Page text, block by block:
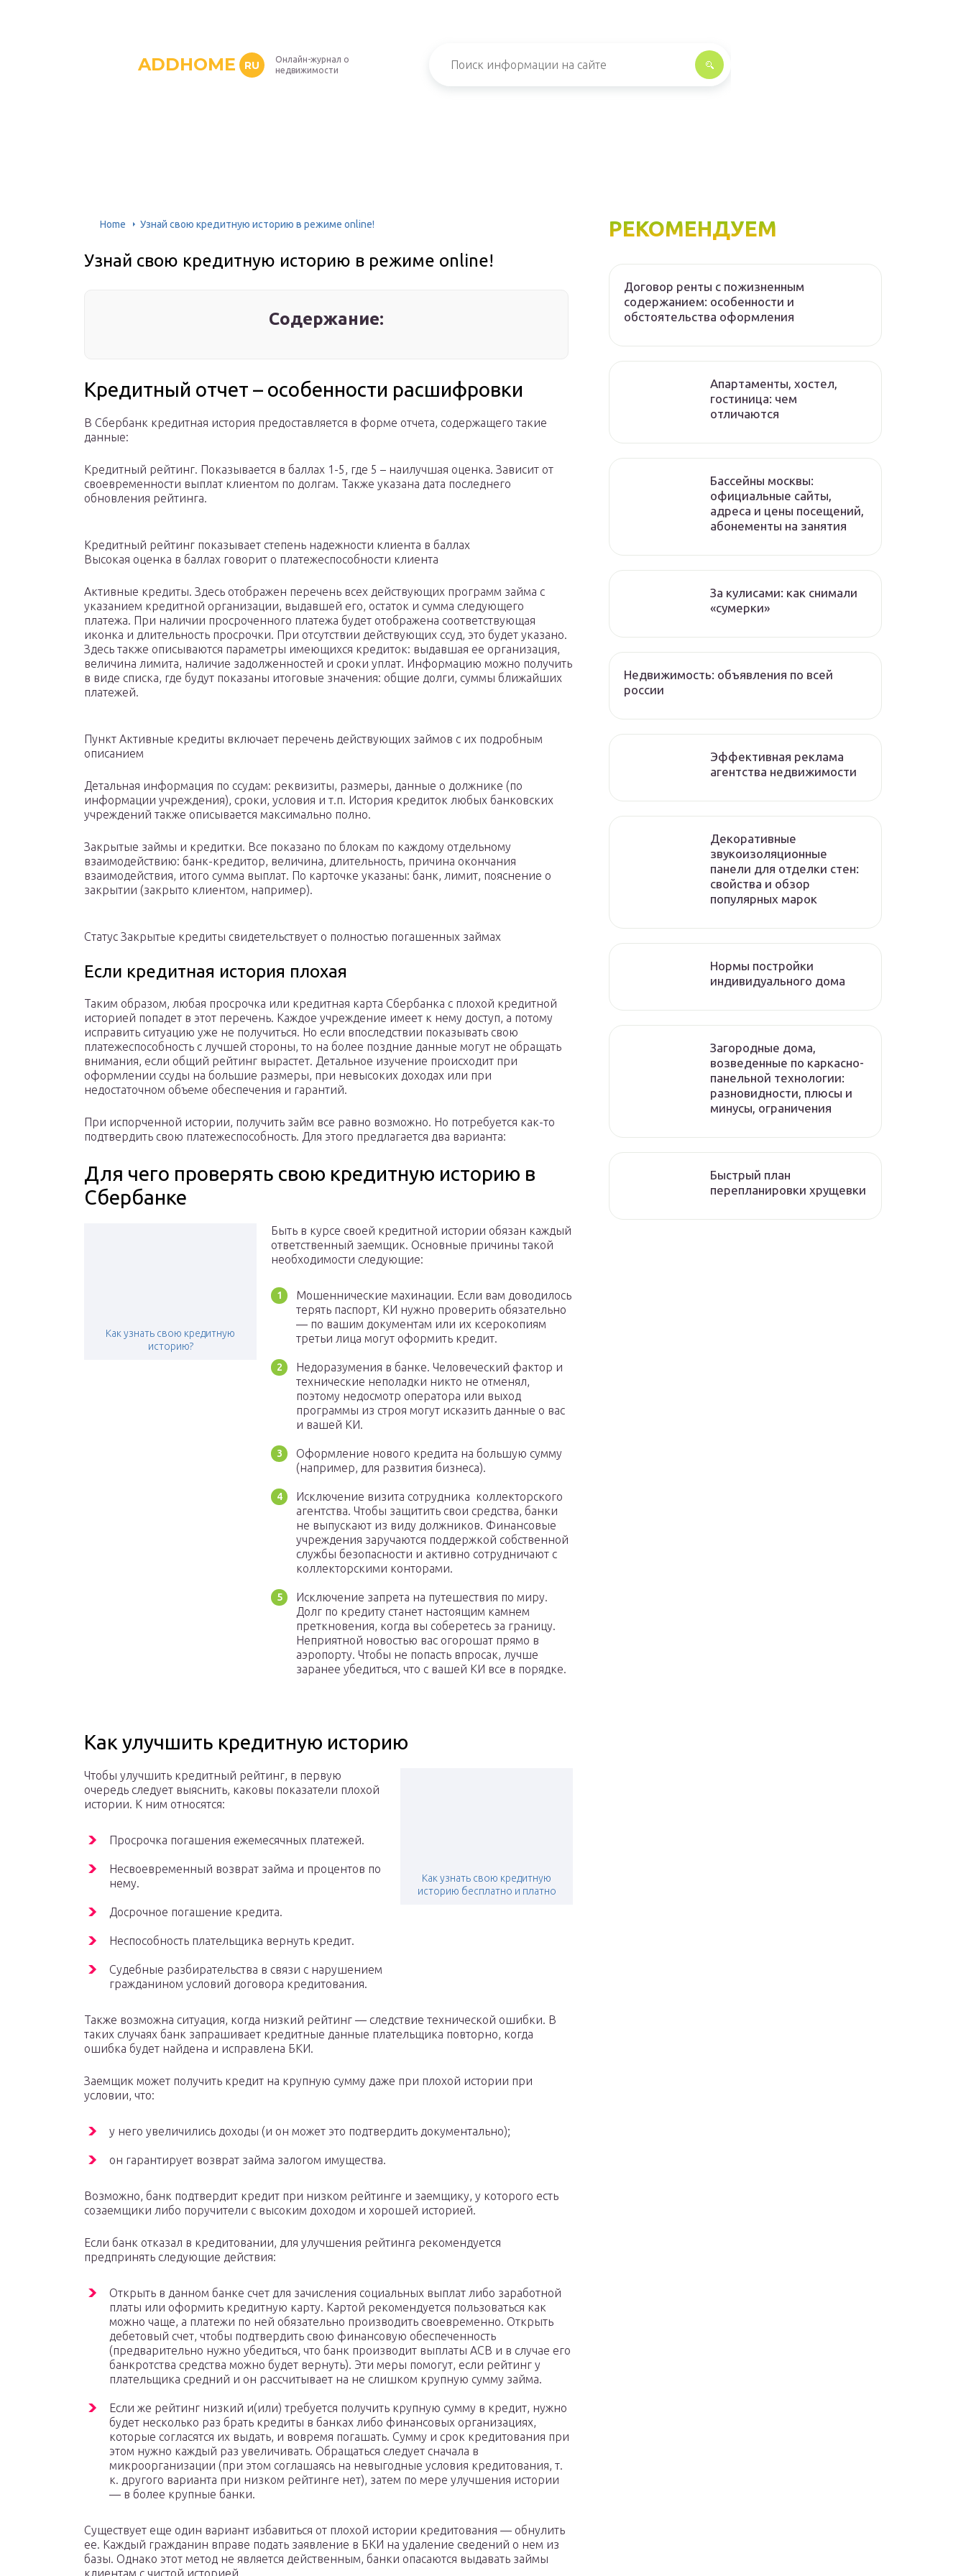
ADDHOME RU
Онлайн-журнал о
недвижимости
Home Узнай свою кредитную историю в режиме online!
Узнай свою кредитную историю в режиме online!
Содержание:
Кредитный отчет – особенности расшифровки
В Сбербанк кредитная история предоставляется в форме отчета, содержащего такие
данные:
Кредитный рейтинг. Показывается в баллах 1-5, где 5 – наилучшая оценка. Зависит от
своевременности выплат клиентом по долгам. Также указана дата последнего
обновления рейтинга.
Кредитный рейтинг показывает степень надежности клиента в баллах
Высокая оценка в баллах говорит о платежеспособности клиента
Активные кредиты. Здесь отображен перечень всех действующих программ займа с
указанием кредитной организации, выдавшей его, остаток и сумма следующего
платежа. При наличии просроченного платежа будет отображена соответствующая
иконка и длительность просрочки. При отсутствии действующих ссуд, это будет указано.
Здесь также описываются параметры имеющихся кредиток: выдавшая ее организация,
величина лимита, наличие задолженностей и сроки уплат. Информацию можно получить
в виде списка, где будут показаны итоговые значения: общие долги, суммы ближайших
платежей.
Пункт Активные кредиты включает перечень действующих займов с их подробным
описанием
Детальная информация по ссудам: реквизиты, размеры, данные о должнике (по
информации учреждения), сроки, условия и т.п. История кредиток любых банковских
учреждений также описывается максимально полно.
Закрытые займы и кредитки. Все показано по блокам по каждому отдельному
взаимодействию: банк-кредитор, величина, длительность, причина окончания
взаимодействия, итого сумма выплат. По карточке указаны: банк, лимит, пояснение о
закрытии (закрыто клиентом, например).
Статус Закрытые кредиты свидетельствует о полностью погашенных займах
Если кредитная история плохая
Таким образом, любая просрочка или кредитная карта Сбербанка с плохой кредитной
историей попадет в этот перечень. Каждое учреждение имеет к нему доступ, а потому
исправить ситуацию уже не получиться. Но если впоследствии показывать свою
платежеспособность с лучшей стороны, то на более поздние данные могут не обращать
внимания, если общий рейтинг вырастет. Детальное изучение происходит при
оформлении ссуды на большие размеры, при невысоких доходах или при
недостаточном объеме обеспечения и гарантий.
При испорченной истории, получить займ все равно возможно. Но потребуется как-то
подтвердить свою платежеспособность. Для этого предлагается два варианта:
Для чего проверять свою кредитную историю в
Сбербанке
Как узнать свою кредитную
историю?
Быть в курсе своей кредитной истории обязан каждый
ответственный заемщик. Основные причины такой
необходимости следующие:
Мошеннические махинации. Если вам доводилось
терять паспорт, КИ нужно проверить обязательно
— по вашим документам или их ксерокопиям
третьи лица могут оформить кредит.
Недоразумения в банке. Человеческий фактор и
технические неполадки никто не отменял,
поэтому недосмотр оператора или выход
программы из строя могут исказить данные о вас
и вашей КИ.
Оформление нового кредита на большую сумму
(например, для развития бизнеса).
Исключение визита сотрудника коллекторского
агентства. Чтобы защитить свои средства, банки
не выпускают из виду должников. Финансовые
учреждения заручаются поддержкой собственной
службы безопасности и активно сотрудничают с
коллекторскими конторами.
Исключение запрета на путешествия по миру.
Долг по кредиту станет настоящим камнем
преткновения, когда вы соберетесь за границу.
Неприятной новостью вас огорошат прямо в
аэропорту. Чтобы не попасть впросак, лучше
заранее убедиться, что с вашей КИ все в порядке.
Как улучшить кредитную историю
Как узнать свою кредитную
историю бесплатно и платно
Чтобы улучшить кредитный рейтинг, в первую
очередь следует выяснить, каковы показатели плохой
истории. К ним относятся:
Просрочка погашения ежемесячных платежей.
Несвоевременный возврат займа и процентов по
нему.
Досрочное погашение кредита.
Неспособность плательщика вернуть кредит.
Судебные разбирательства в связи с нарушением
гражданином условий договора кредитования.
Также возможна ситуация, когда низкий рейтинг — следствие технической ошибки. В
таких случаях банк запрашивает кредитные данные плательщика повторно, когда
ошибка будет найдена и исправлена БКИ.
Заемщик может получить кредит на крупную сумму даже при плохой истории при
условии, что:
у него увеличились доходы (и он может это подтвердить документально);
он гарантирует возврат займа залогом имущества.
Возможно, банк подтвердит кредит при низком рейтинге и заемщику, у которого есть
созаемщики либо поручители с высоким доходом и хорошей историей.
Если банк отказал в кредитовании, для улучшения рейтинга рекомендуется
предпринять следующие действия:
Открыть в данном банке счет для зачисления социальных выплат либо заработной
платы или оформить кредитную карту. Картой рекомендуется пользоваться как
можно чаще, а платежи по ней обязательно производить своевременно. Открыть
дебетовый счет, чтобы подтвердить свою финансовую обеспеченность
(предварительно нужно убедиться, что банк производит выплаты АСВ и в случае его
банкротства средства можно будет вернуть). Эти меры помогут, если рейтинг у
плательщика средний и он рассчитывает на не слишком крупную сумму займа.
Если же рейтинг низкий и(или) требуется получить крупную сумму в кредит, нужно
будет несколько раз брать кредиты в банках либо финансовых организациях,
которые согласятся их выдать, и вовремя погашать. Сумму и срок кредитования при
этом нужно каждый раз увеличивать. Обращаться следует сначала в
микроорганизации (при этом соглашаясь на невыгодные условия кредитования, т.
к. другого варианта при низком рейтинге нет), затем по мере улучшения истории
— в более крупные банки.
Существует еще один вариант избавиться от плохой истории кредитования — обнулить
ее. Каждый гражданин вправе подать заявление в БКИ на удаление сведений о нем из
базы. Однако этот метод не является действенным, банки опасаются выдавать займы
клиентам с чистой историей.
РЕКОМЕНДУЕМ
Договор ренты с пожизненным
содержанием: особенности и
обстоятельства оформления
Апартаменты, хостел,
гостиница: чем
отличаются
Бассейны москвы:
официальные сайты,
адреса и цены посещений,
абонементы на занятия
За кулисами: как снимали
«сумерки»
Недвижимость: объявления по всей
россии
Эффективная реклама
агентства недвижимости
Декоративные
звукоизоляционные
панели для отделки стен:
свойства и обзор
популярных марок
Нормы постройки
индивидуального дома
Загородные дома,
возведенные по каркасно-
панельной технологии:
разновидности, плюсы и
минусы, ограничения
Быстрый план
перепланировки хрущевки